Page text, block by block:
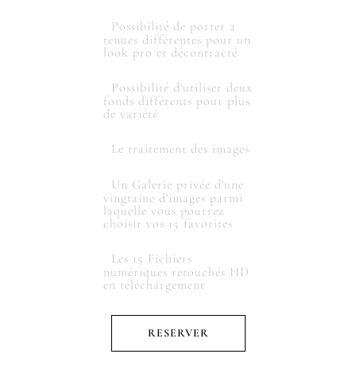
Possibilité de porter 2
tenues différentes pour un
look pro et décontracté
Possibilité d'utiliser deux
fonds différents pour plus
de variété
Le traitement des images
Un Galerie privée d'une
vingtaine d'images parmi
laquelle vous pourrez
choisir vos 15 favorites
Les 15 Fichiers
numériques retouchés HD
en téléchargement
RESERVER